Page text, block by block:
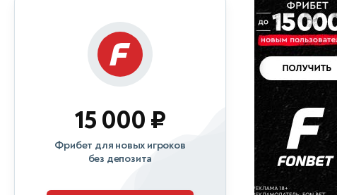
15 000 ₽
Фрибет для новых игроков
без депозита